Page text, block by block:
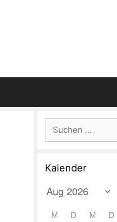
Suchen
nach:
Kalender
M D M D